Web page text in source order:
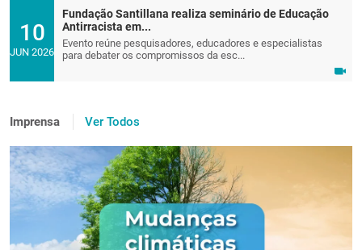
10
JUN 2026
Fundação Santillana realiza seminário de Educação
Antirracista em...
Evento reúne pesquisadores, educadores e especialistas
para debater os compromissos da esc...
Imprensa Ver Todos